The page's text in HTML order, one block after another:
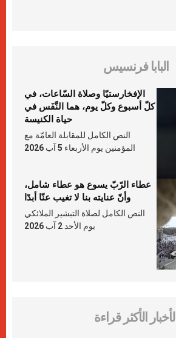
البابا فرنسيس
الإفخارستيّا وصلاة السّاعات، في
كلّ أسبوع وكلّ يوم، هما النَّفَس في
حياة الكنيسة
النص الكامل للمقابلة العامّة مع
المؤمنين يوم الأربعاء 5 آب 2026
عطاء الرّبّ يسوع هو عطاء شامل،
وأنّ عنايته بنا لا تغيب عنّا أبدًا
النص الكامل لصلاة التبشير الملائكي
يوم الأحد 2 آب 2026
الأخبار الأكثر قراءة